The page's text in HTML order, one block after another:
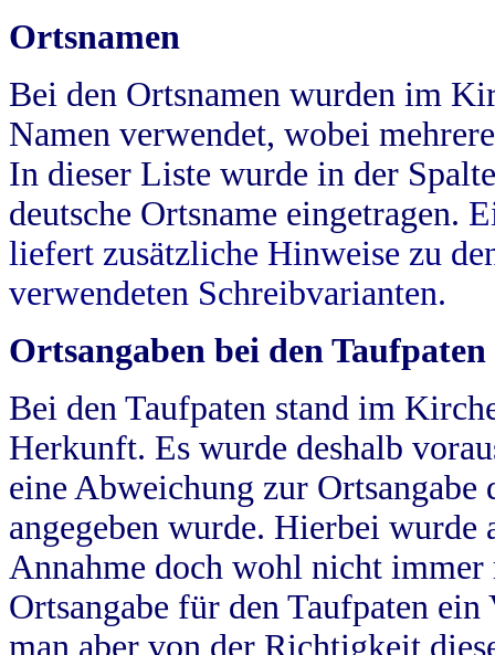
Ortsnamen
Bei den Ortsnamen wurden im
Namen verwendet, wobei
In dieser Liste wurde in der
deutsche Ortsname eingetragen.
liefert zusätzliche Hinweise zu
verwendeten Schreibvarianten.
Ortsangaben bei den Taufpaten
Bei den Taufpaten stand im
Herkunft. Es wurde deshalb
eine Abweichung zur
angegeben wurde. Hierbei wurde
Annahme doch wohl nicht
Ortsangabe für den Taufpaten
man aber von der Richtigkeit